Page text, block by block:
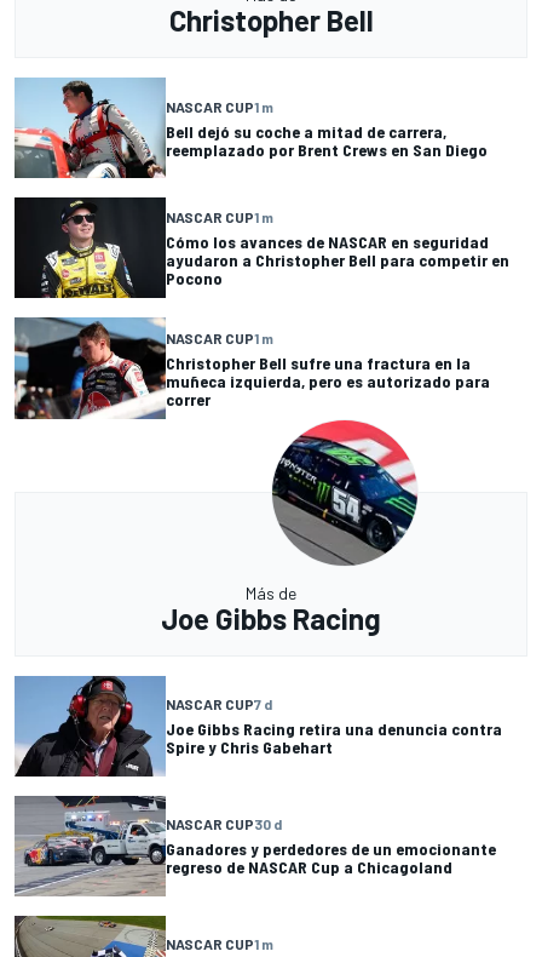
Christopher Bell
NASCAR CUP1 m
Bell dejó su coche a mitad de carrera,
reemplazado por Brent Crews en San Diego
NASCAR CUP1 m
Cómo los avances de NASCAR en seguridad
ayudaron a Christopher Bell para competir en
Pocono
NASCAR CUP1 m
Christopher Bell sufre una fractura en la
muñeca izquierda, pero es autorizado para
correr
Más de
Joe Gibbs Racing
NASCAR CUP7 d
Joe Gibbs Racing retira una denuncia contra
Spire y Chris Gabehart
NASCAR CUP30 d
Ganadores y perdedores de un emocionante
regreso de NASCAR Cup a Chicagoland
NASCAR CUP1 m